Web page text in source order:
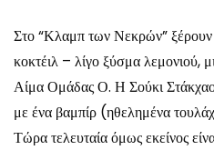
Στο “Κλαμπ των Νεκρών” ξέρουν
κοκτέιλ – λίγο ξύσμα λεμονιού,
Αίμα Ομάδας Ο. Η Σούκι
με ένα βαμπίρ (ηθελημένα
Τώρα τελευταία όμως εκείνος